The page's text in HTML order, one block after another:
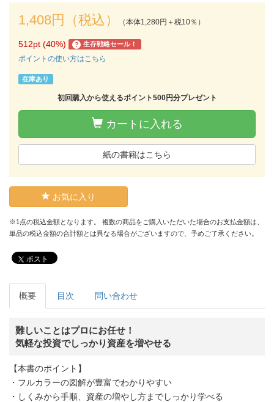
1,408円（税込） （本体1,280円＋税10％）
512pt (40%) ? 生存戦略セール！
ポイントの使い方はこちら
在庫あり
初回購入から使えるポイント500円分プレゼント
カートに入れる
紙の書籍はこちら
お気に入り
※1点の税込金額となります。 複数の商品をご購入いただいた場合のお支払金額は、
単品の税込金額の合計額とは異なる場合がございますので、予めご了承ください。
ポスト
概要 目次 問い合わせ
難しいことはプロにお任せ！
気軽な投資でしっかり資産を増やせる
【本書のポイント】
・フルカラーの図解が豊富でわかりやすい
・しくみから手順、資産の増やし方までしっかり学べる